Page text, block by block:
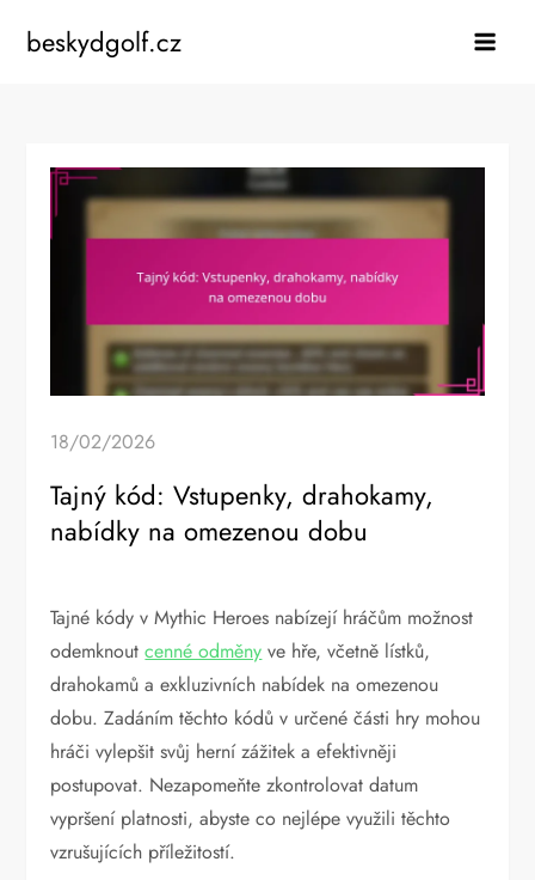
beskydgolf.cz
18/02/2026
Tajný kód: Vstupenky, drahokamy,
nabídky na omezenou dobu
Tajné kódy v Mythic Heroes nabízejí hráčům možnost
odemknoutcenné odměny ve hře, včetně lístků,
drahokamů a exkluzivních nabídek na omezenou
dobu. Zadáním těchto kódů v určené části hry mohou
hráči vylepšit svůj herní zážitek a efektivněji
postupovat. Nezapomeňte zkontrolovat datum
vypršení platnosti, abyste co nejlépe využili těchto
vzrušujících příležitostí.